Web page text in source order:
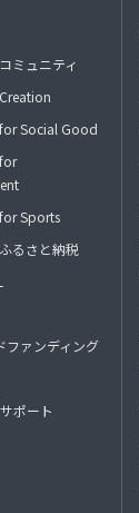
ミュニティ
for Social Good
for Sports
るさと納税
ファンディング
ポート